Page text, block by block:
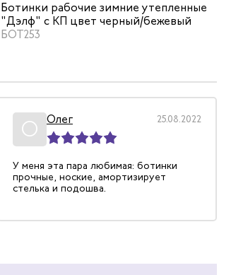
Ботинки рабочие зимние утепленные
"Дэлф" с КП цвет черный/бежевый
БОТ253
О Олег 25.08.2022
У меня эта пара любимая: ботинки
прочные, ноские, амортизирует
стелька и подошва.